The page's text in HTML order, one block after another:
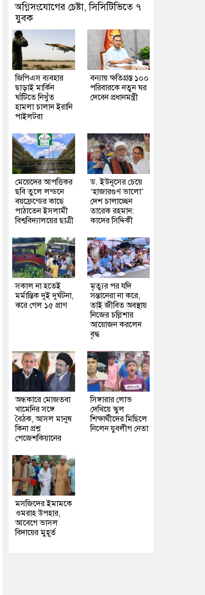
অগ্নিসংযোগের চেষ্টা, সিসিটিভিতে ৭
যুবক
জিপিএস ব্যবহার
ছাড়াই মার্কিন
ঘাঁটিতে নিখুঁত
হামলা চালান ইরানি
পাইলটরা
বন্যায় ক্ষতিগ্রস্ত ১০০
পরিবারকে নতুন ঘর
দেবেন প্রধানমন্ত্রী
মেয়েদের আপত্তিকর
ছবি তুলে লন্ডনে
বয়ফ্রেন্ডের কাছে
পাঠাতেন ইসলামী
বিশ্ববিদ্যালয়ের ছাত্রী
ড. ইউনূসের চেয়ে
‘হাজারগুণ ভালো’
দেশ চালাচ্ছেন
তারেক রহমান:
কাদের সিদ্দিকী
সকাল না হতেই
মর্মান্তিক দুই দুর্ঘটনা,
ঝরে গেল ১৫ প্রাণ
মৃত্যুর পর যদি
সন্তানেরা না করে,
তাই জীবিত অবস্থায়
নিজের চল্লিশার
আয়োজন করলেন
বৃদ্ধ
অন্ধকারে মোজতবা
খামেনির সঙ্গে
বৈঠক, আসল মানুষ
কিনা প্রশ্ন
পেজেশকিয়ানের
সিঙ্গারার লোভ
দেখিয়ে স্কুল
শিক্ষার্থীদের মিছিলে
নিলেন যুবলীগ নেতা
মসজিদের ইমামকে
ওমরাহ উপহার,
আবেগে ভাসল
বিদায়ের মুহূর্ত